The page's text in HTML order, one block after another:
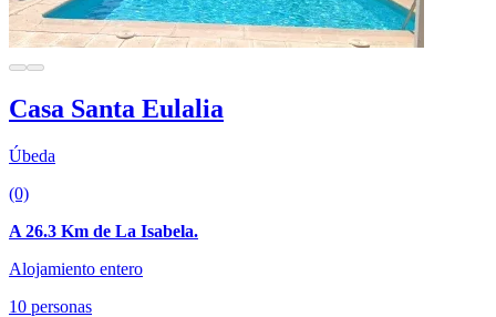
Casa Santa Eulalia
Úbeda
(0)
A 26.3 Km de La Isabela.
Alojamiento entero
10 personas